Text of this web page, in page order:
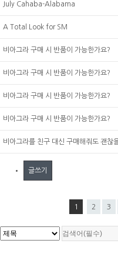
July Cahaba-Alabama
A Total Look for SM
비아그라 구매 시 반품이 가능한가요?
비아그라 구매 시 반품이 가능한가요?
비아그라 구매 시 반품이 가능한가요?
비아그라 구매 시 반품이 가능한가요?
비아그라를 친구 대신 구매해줘도 괜찮
글쓰기
1 2 3